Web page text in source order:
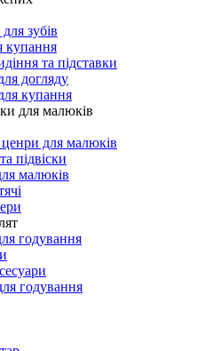
зубів
купання
та підставки
догляду
купання
для малюків
для малюків
підвіски
малюків
годування
годування